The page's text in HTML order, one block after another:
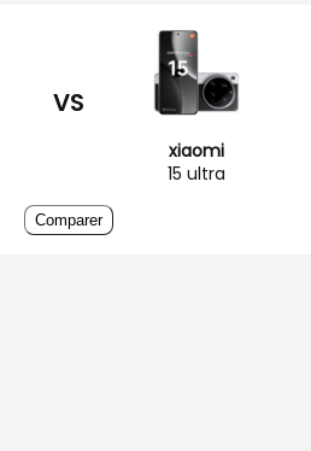
VS
xiaomi
15 ultra
Comparer